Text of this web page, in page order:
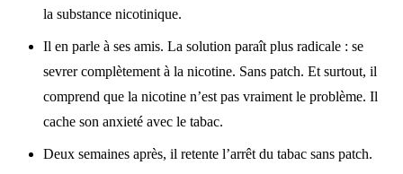
la substance nicotinique.
Il en parle à ses amis. La solution paraît plus radicale : se
sevrer complètement à la nicotine. Sans patch. Et surtout, il
comprend que la nicotine n’est pas vraiment le problème. Il
cache son anxieté avec le tabac.
Deux semaines après, il retente l’arrêt du tabac sans patch.